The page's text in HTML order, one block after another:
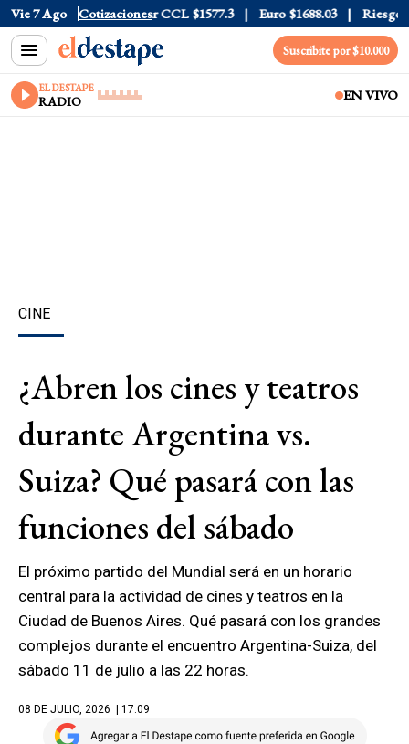
Vie 7 Ago Cotizaciones
Blue $1530 Dólar CCL $1577.3 Euro $1688.03 Riesgo País
Suscribite por $10.000
EL DESTAPE
RADIO EN VIVO
CINE
¿Abren los cines y teatros
durante Argentina vs.
Suiza? Qué pasará con las
funciones del sábado
El próximo partido del Mundial será en un horario
central para la actividad de cines y teatros en la
Ciudad de Buenos Aires. Qué pasará con los grandes
complejos durante el encuentro Argentina-Suiza, del
sábado 11 de julio a las 22 horas.
08 DE JULIO, 2026 | 17.09